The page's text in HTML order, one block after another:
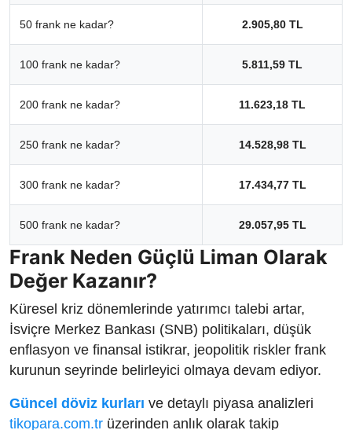
50 frank ne kadar? 2.905,80 TL
100 frank ne kadar? 5.811,59 TL
200 frank ne kadar? 11.623,18 TL
250 frank ne kadar? 14.528,98 TL
300 frank ne kadar? 17.434,77 TL
500 frank ne kadar? 29.057,95 TL
Frank Neden Güçlü Liman Olarak
Değer Kazanır?
Küresel kriz dönemlerinde yatırımcı talebi artar,
İsviçre Merkez Bankası (SNB) politikaları, düşük
enflasyon ve finansal istikrar, jeopolitik riskler frank
kurunun seyrinde belirleyici olmaya devam ediyor.
Güncel döviz kurları ve detaylı piyasa analizleri
tikopara.com.tr üzerinden anlık olarak takip